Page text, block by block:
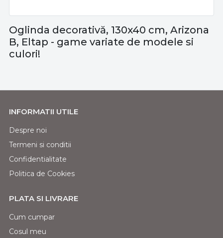
Oglinda decorativă, 130x40 cm, Arizona
B, Eltap - game variate de modele si
culori!
INFORMATII UTILE
Despre noi
Termeni si conditii
Confidentialitate
Politica de Cookies
PLATA SI LIVRARE
Cum cumpar
Cosul meu